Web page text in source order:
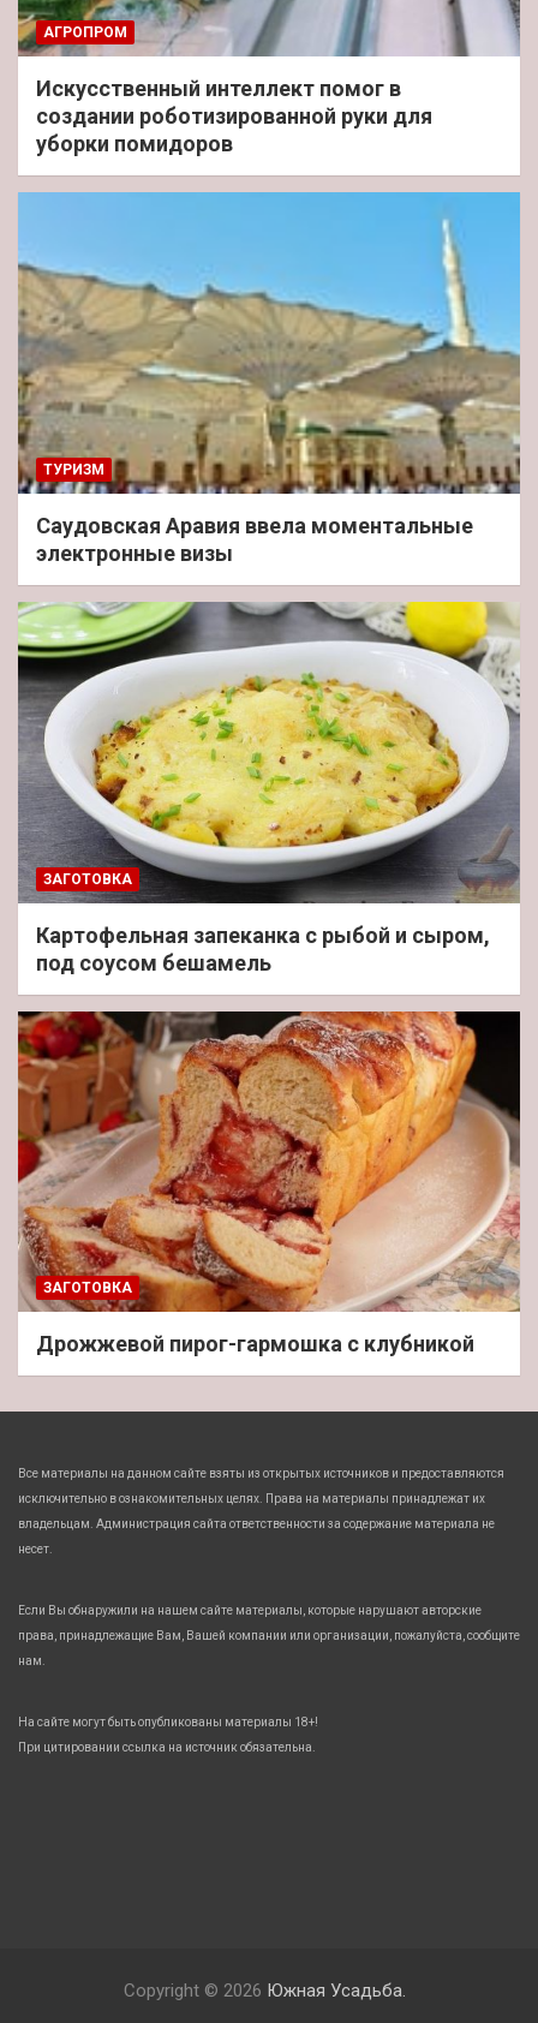
АГРОПРОМ
Искусственный интеллект помог в
создании роботизированной руки для
уборки помидоров
ТУРИЗМ
Саудовская Аравия ввела моментальные
электронные визы
ЗАГОТОВКА
Картофельная запеканка с рыбой и сыром,
под соусом бешамель
ЗАГОТОВКА
Дрожжевой пирог-гармошка с клубникой
Все материалы на данном сайте взяты из открытых источников и предоставляются
исключительно в ознакомительных целях. Права на материалы принадлежат их
владельцам. Администрация сайта ответственности за содержание материала не
несет.
Если Вы обнаружили на нашем сайте материалы, которые нарушают авторские
права, принадлежащие Вам, Вашей компании или организации, пожалуйста, сообщите
нам.
На сайте могут быть опубликованы материалы 18+!
При цитировании ссылка на источник обязательна.
Copyright © 2026 Южная Усадьба.